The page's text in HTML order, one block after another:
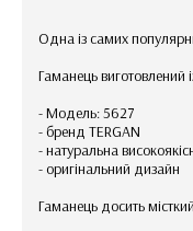
Одна із самих
Гаманець виготовлений
- Модель: 5627
- бренд TERGAN
- натуральна
- оригінальний дизайн
Гаманець досить